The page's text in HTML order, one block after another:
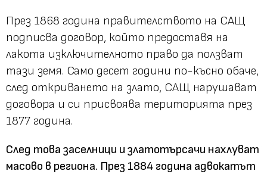
През 1868 година правителството на САЩ
подписва договор, който предоставя на
лакота изключителното право да ползват
тази земя. Само десет години по-късно обаче,
след откриването на злато, САЩ нарушават
договора и си присвоява територията през
1877 година.
След това заселници и златотърсачи нахлуват
масово в региона. През 1884 година адвокатът